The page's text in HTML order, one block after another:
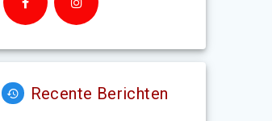
Recente Berichten